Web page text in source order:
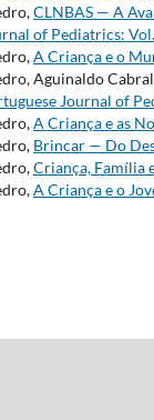
CLNBAS — A
of Pediatrics:
A Criança e o
Aguinaldo
Journal of
A Criança e as
Brincar — Do
Criança, Família
A Criança e o